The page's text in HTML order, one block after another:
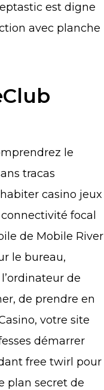
est digne
avec planche
le
tracas
casino jeux
focal
de Mobile River
le bureau,
de
de prendre en
votre site
démarrer
free twirl pour
plan secret de